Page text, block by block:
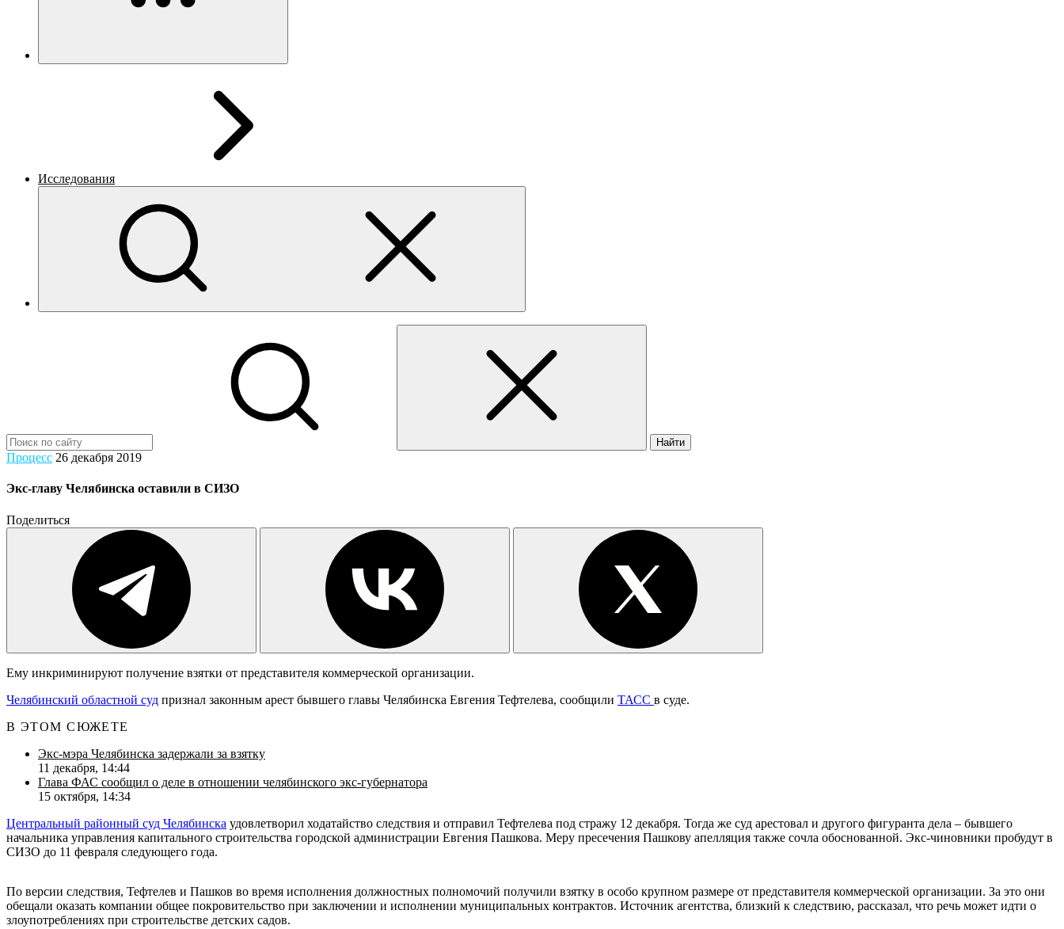
Исследования
Найти
Процесс 26 декабря 2019
Экс-главу Челябинска оставили в СИЗО
Поделиться
Ему инкриминируют получение взятки от представителя коммерческой организации.
Челябинский областной суд признал законным арест бывшего главы Челябинска Евгения Тефтелева, сообщили ТАСС в суде.
В ЭТОМ СЮЖЕТЕ
Экс-мэра Челябинска задержали за взятку
11 декабря, 14:44
Глава ФАС сообщил о деле в отношении челябинского экс-губернатора
15 октября, 14:34
Центральный районный суд Челябинска удовлетворил ходатайство следствия и отправил Тефтелева под стражу 12 декабря. Тогда же суд арестовал и другого фигуранта дела – бывшего
начальника управления капитального строительства городской администрации Евгения Пашкова. Меру пресечения Пашкову апелляция также сочла обоснованной. Экс-чиновники пробудут в
СИЗО до 11 февраля следующего года.
По версии следствия, Тефтелев и Пашков во время исполнения должностных полномочий получили взятку в особо крупном размере от представителя коммерческой организации. За это они
обещали оказать компании общее покровительство при заключении и исполнении муниципальных контрактов. Источник агентства, близкий к следствию, рассказал, что речь может идти о
злоупотреблениях при строительстве детских садов.